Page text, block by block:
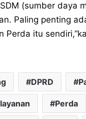
(sumber daya
Paling penting
Perda itu
DPRD
Perda